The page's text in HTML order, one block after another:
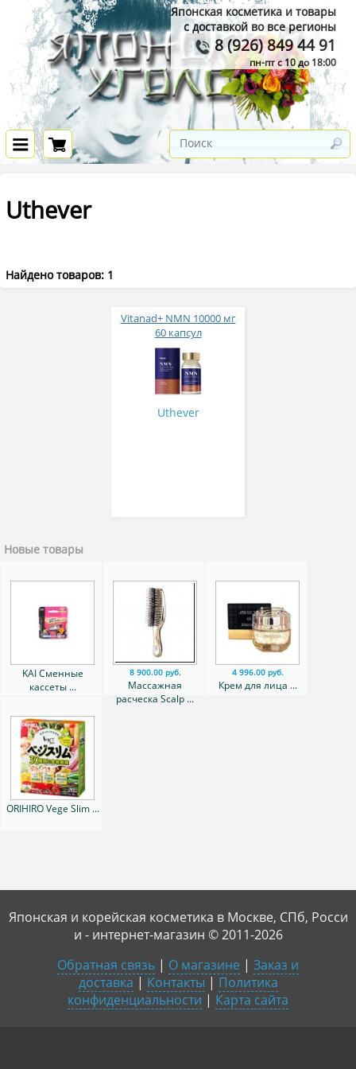
Японская косметика и товары
с доставкой во все регионы
8 (926) 849 44 91
пн-пт с 10 до 18:00
Uthever
Найдено товаров: 1
Vitanad+ NMN 10000 мг
60 капсул
Uthever
Новые товары
KAI Сменные
кассеты ...
8 900.00 руб.
Массажная
расческа Scalp ...
4 996.00 руб.
Крем для лица ...
ORIHIRO Vege Slim ...
Японская и корейская косметика в Москве, СПб, Росси
и - интернет-магазин © 2011-2026
Обратная связь | О магазине | Заказ и
доставка | Контакты | Политика
конфиденциальности | Карта сайта